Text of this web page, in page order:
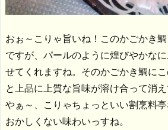
おぉ～こりゃ旨いね！このかごかき
ですが、パールのように煌びやかな
せてくれますね。そのかごかき鯛に
と上品に上質な旨味が溶け合って消
やぁ～、こりゃちょっといい割烹料
おかしくない味わいっすね。